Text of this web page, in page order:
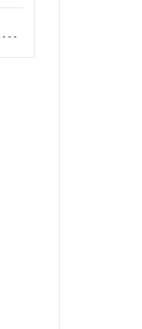
上海摩登纳货柜回收 卡迪思货柜回收